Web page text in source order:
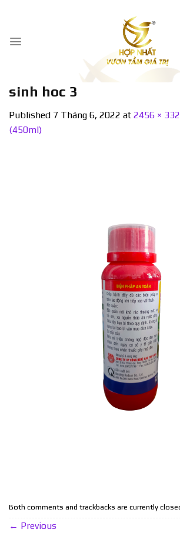
content
sinh hoc 3
Published 7 Tháng 6, 2022 at 2456 ×
(450ml)
Both comments and trackbacks are currently
← Previous